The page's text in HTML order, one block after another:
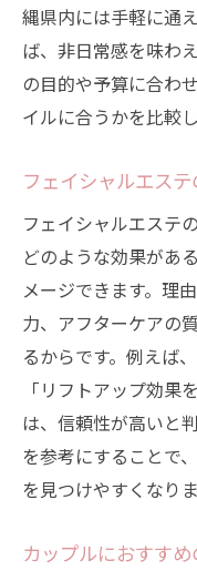
縄県内には手軽に通
ば、非日常感を味わ
の目的や予算に合わ
イルに合うかを比較
フェイシャルエス
フェイシャルエステ
どのような効果があ
メージできます。理
力、アフターケアの
るからです。例えば
「リフトアップ効果
は、信頼性が高いと
を参考にすることで
を見つけやすくなりま
カップルにおすす